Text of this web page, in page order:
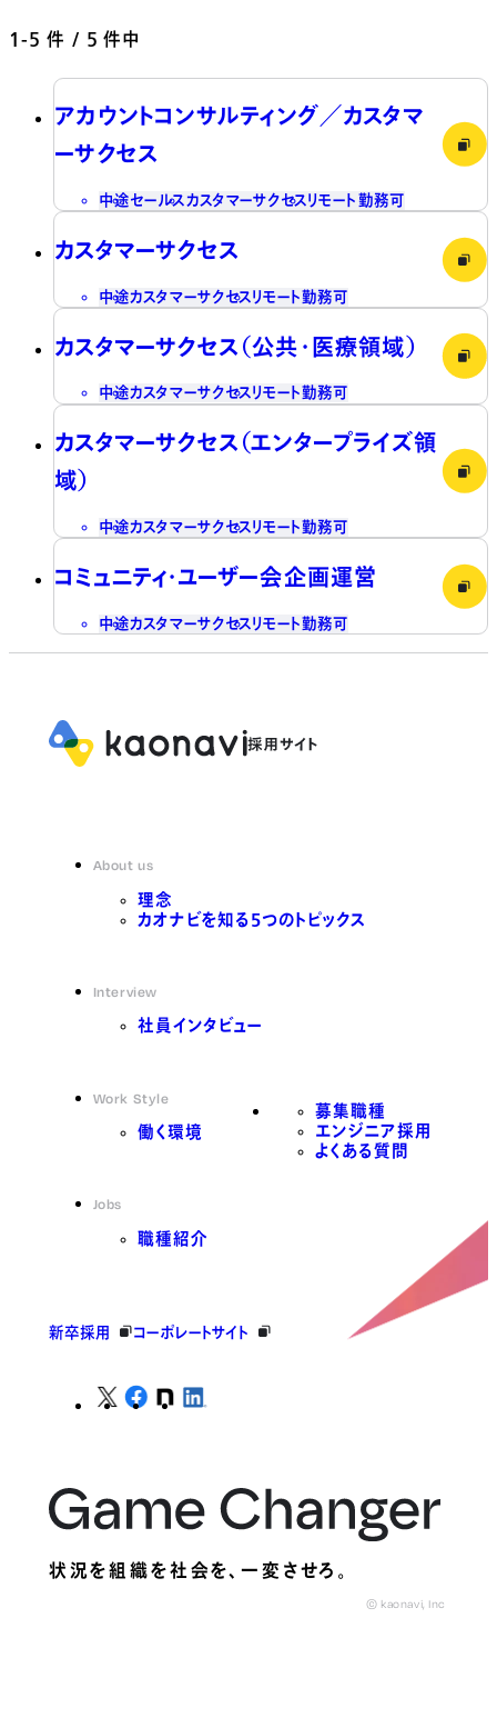
1-5 件 / 5 件中
アカウントコンサルティング／カスタマ
ーサクセス
中途セールスカスタマーサクセスリモート勤務可
カスタマーサクセス
中途カスタマーサクセス リモート勤務可
カスタマーサクセス（公共・医療領域）
中途カスタマーサクセスリモート勤務可
カスタマーサクセス（エンタープライズ領
域）
中途カスタマーサクセスリモート勤務可
コミュニティ・ユーザー会企画運営
中途カスタマーサクセス リモート勤務可
About us
理念
カオナビを知る5つのトピックス
Interview
社員インタビュー
Work Style
働く環境
Jobs
職種紹介
募集職種
エンジニア採用
よくある質問
新卒採用 コーポレートサイト
状況を組織を社会を、一変させろ。
© kaonavi, Inc